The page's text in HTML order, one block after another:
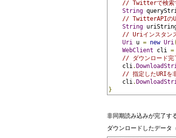
// Twitterで検索
String
// TwitterAPIの
String
// Uriインスタン
Uri u = new Uri(
WebClient cli =
// ダウンロード完
cli.
// 指定したURIを
cli.
}
非同期読み込みが完了す
ダウンロードしたデータ